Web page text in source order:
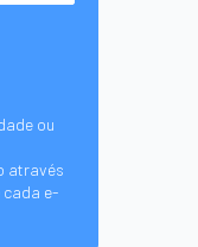
ou
através
cada e-